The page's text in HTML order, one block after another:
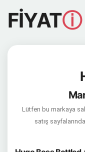
FİYATⓘ
Lütfen bu markaya
satış